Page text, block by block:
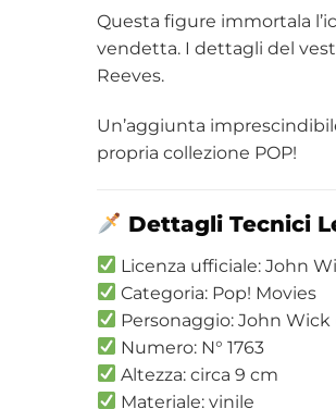
Questa figure immortala
vendetta. I dettagli del
Reeves.
Un’aggiunta
propria collezione POP!
Dettagli Tecnici
Licenza ufficiale: John
Categoria: Pop! Movies
Personaggio: John Wick
Numero: N° 1763
Altezza: circa 9 cm
Materiale: vinile